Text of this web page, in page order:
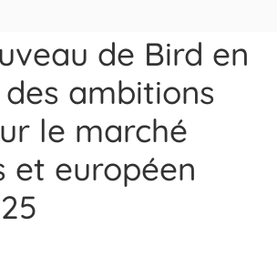
de Bird en
ambitions
le marché
et européen